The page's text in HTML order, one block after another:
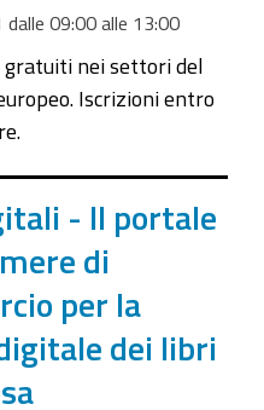
dalle 09:00alle 13:00
gratuiti nei settori del
Iscrizioni entro
- Il portale
di
per la
dei libri